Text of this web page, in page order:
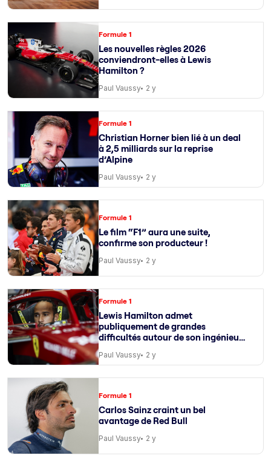
Formule 1
Les nouvelles règles 2026
conviendront-elles à Lewis
Hamilton ?
Paul Vaussy 2 y
Formule 1
Christian Horner bien lié à un deal
à 2,5 milliards sur la reprise
d’Alpine
Paul Vaussy 2 y
Formule 1
Le film “F1” aura une suite,
confirme son producteur !
Paul Vaussy 2 y
Formule 1
Lewis Hamilton admet
publiquement de grandes
difficultés autour de son ingénieur
Paul Vaussy 2 y
Formule 1
Carlos Sainz craint un bel
avantage de Red Bull
Paul Vaussy 2 y